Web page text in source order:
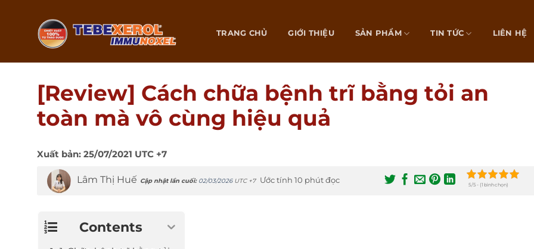
TRANG CHỦ GIỚI THIỆU SẢN PHẨM TIN TỨC LIÊN HỆ
[Review] Cách chữa bệnh trĩ bằng tỏi an
toàn mà vô cùng hiệu quả
Xuất bản: 25/07/2021 UTC +7
Lâm Thị Huế Cập nhật lần cuối: 02/03/2026UTC +7 Ước tính 10 phút đọc 5/5 - (1 bình chọn)
Contents